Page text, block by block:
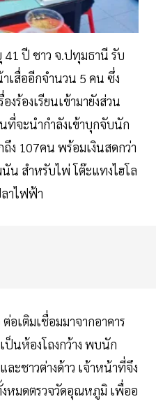
41 ปี ชาว จ.ปทุมธานี รับ
สื่ออีกจำนวน 5 คน ซึ่ง
งร้องเรียนเข้ามายังส่วน
ที่จะนำกำลังเข้าบุกจับนัก
ง 107คน พร้อมเงินสดกว่า
น สำหรับไพ่ โต๊ะแทงไฮโล
าไฟฟ้า
อเติมเชื่อมมาจากอาคาร
นห้องโถงกว้าง พบนัก
ะชาวต่างด้าว เจ้าหน้าที่จึง
หมดตรวจวัดอุณหภูมิ เพื่ออ